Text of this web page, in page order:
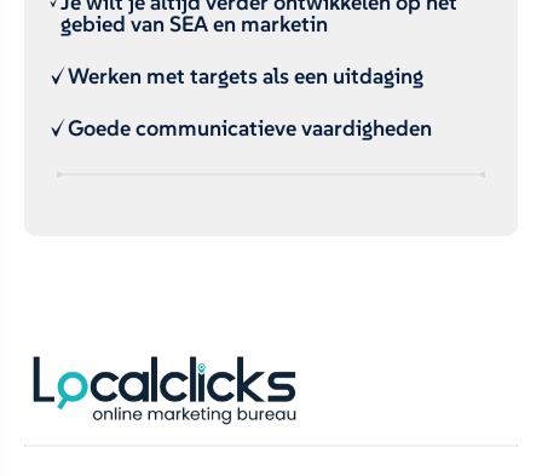
gebied van SEA en marketin
Werken met targets als een uitdaging
Goede communicatieve vaardigheden